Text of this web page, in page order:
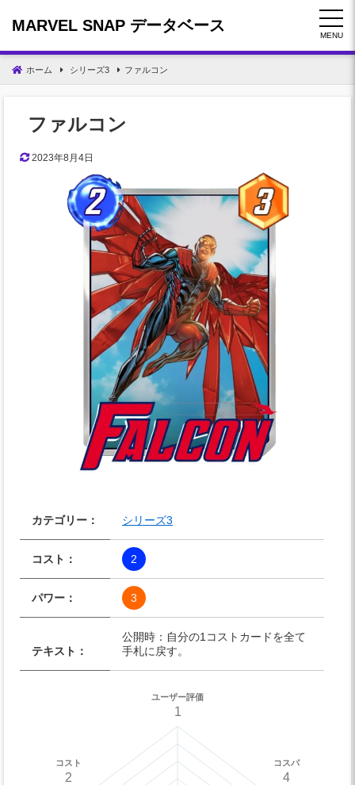
MARVEL SNAP データベース
MENU
ホーム シリーズ3 ファルコン
ファルコン
2023年8月4日
カテゴリー： シリーズ3
コスト： 2
パワー： 3
テキスト：
公開時：自分の1コストカードを全て
手札に戻す。
ユーザー評価
1
コスト
2
コスパ
4